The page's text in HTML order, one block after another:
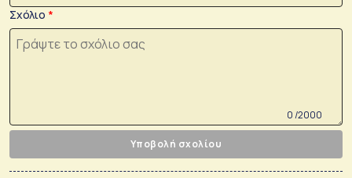
Σχόλιο
0 /2000
Υποβολή σχολίου